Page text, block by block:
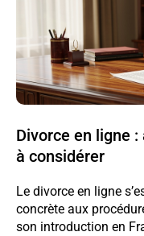
Divorce en ligne
à considérer
Le divorce en ligne
concrète aux
son introduction en